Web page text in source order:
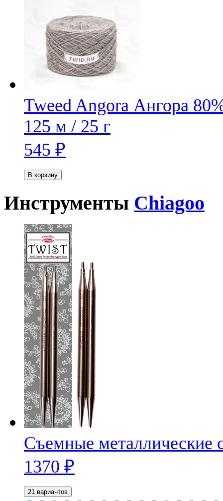
Tweed Angora Ангора
125 м / 25 г
545 ₽
В корзину
Инструменты Chiagoo
Съемные металлические
1370 ₽
21 вариантов